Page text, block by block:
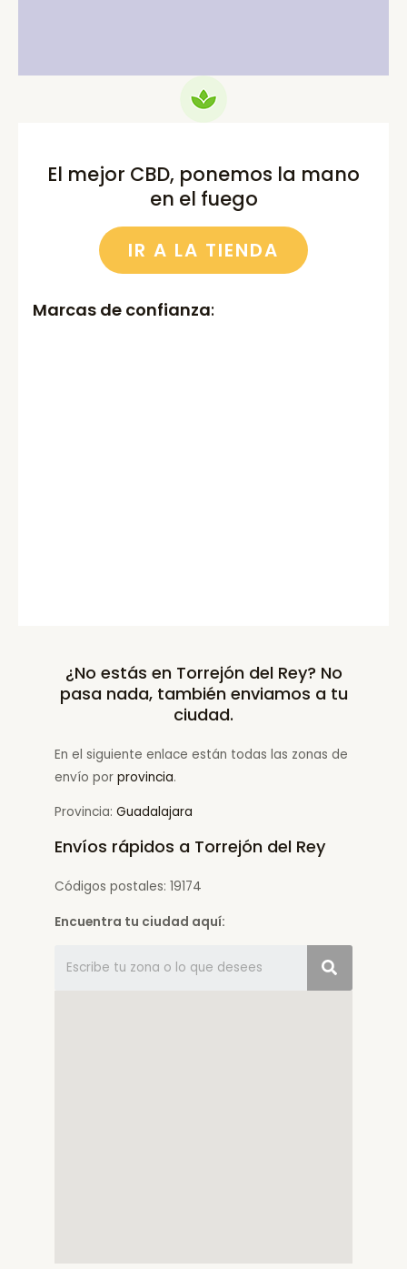
El mejor CBD, ponemos la mano
en el fuego
IR A LA TIENDA
Marcas de confianza:
¿No estás en Torrejón del Rey? No
pasa nada, también enviamos a tu
ciudad.
En el siguiente enlace están todas las zonas de
envío por provincia.
Provincia: Guadalajara
Envíos rápidos a Torrejón del Rey
Códigos postales: 19174
Encuentra tu ciudad aquí: